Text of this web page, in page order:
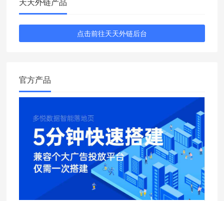
点击前往天天外链后台
官方产品